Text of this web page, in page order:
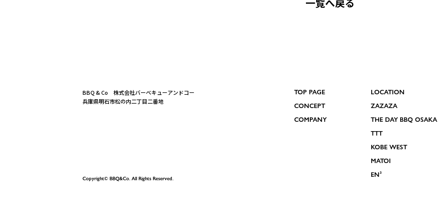
BBQ & Co 株式会社バーベキューアンドコー
兵庫県明石市松の内二丁目二番地
TOP PAGE
CONCEPT
COMPANY
LOCATION
ZAZAZA
THE DAY BBQ OSAKA
TTT
KOBE WEST
MATOI
EN³
Copyright© BBQ&Co. All Rights Reserved.